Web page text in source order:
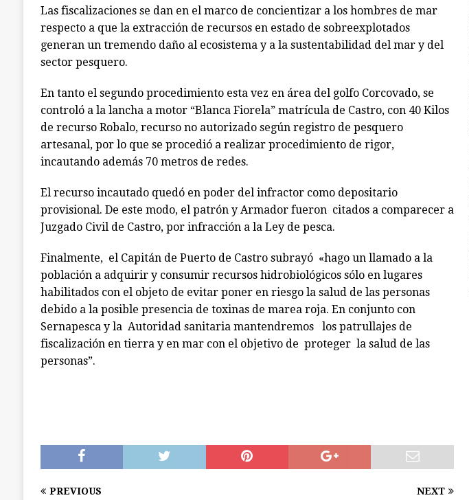
Las fiscalizaciones se dan en el marco de concientizar a los hombres de mar
respecto a que la extracción de recursos en estado de sobreexplotados
generan un tremendo daño al ecosistema y a la sustentabilidad del mar y del
sector pesquero.
En tanto el segundo procedimiento esta vez en área del golfo Corcovado, se
controló a la lancha a motor “Blanca Fiorela” matrícula de Castro, con 40 Kilos
de recurso Robalo, recurso no autorizado según registro de pesquero
artesanal, por lo que se procedió a realizar procedimiento de rigor,
incautando además 70 metros de redes.
El recurso incautado quedó en poder del infractor como depositario
provisional. De este modo, el patrón y Armador fueron citados a comparecer a
Juzgado Civil de Castro, por infracción a la Ley de pesca.
Finalmente, el Capitán de Puerto de Castro subrayó «hago un llamado a la
población a adquirir y consumir recursos hidrobiológicos sólo en lugares
habilitados con el objeto de evitar poner en riesgo la salud de las personas
debido a la posible presencia de toxinas de marea roja. En conjunto con
Sernapesca y la Autoridad sanitaria mantendremos los patrullajes de
fiscalización en tierra y en mar con el objetivo de proteger la salud de las
personas”.
PREVIOUS NEXT